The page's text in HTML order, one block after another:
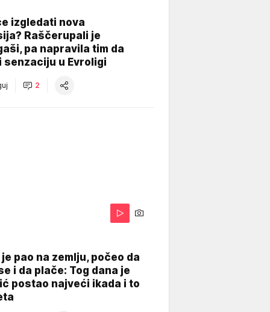
izgledati nova
Raščerupali je
pa napravila tim da
senzaciju u Evroligi
2
je pao na zemlju, počeo da
i da plače: Tog dana je
postao najveći ikada i to